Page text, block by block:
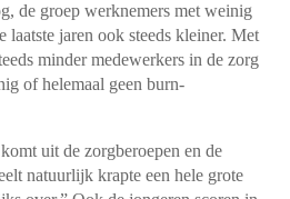
de groep werknemers met weinig
laatste jaren ook steeds kleiner.Met
minder medewerkers in de zorg
of helemaal geen burn-
uit de zorgberoepen en de
natuurlijk krapte een hele grote